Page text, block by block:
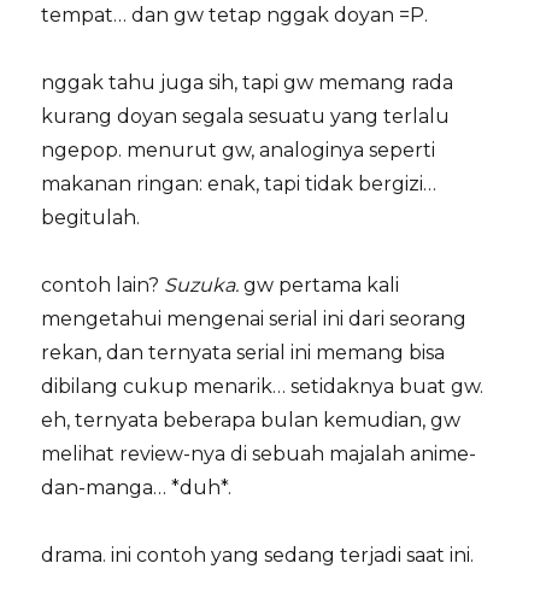
tempat… dan gw tetap nggak doyan =P.
nggak tahu juga sih, tapi gw memang rada
kurang doyan segala sesuatu yang terlalu
ngepop. menurut gw, analoginya seperti
makanan ringan: enak, tapi tidak bergizi…
begitulah.
contoh lain? Suzuka.gw pertama kali
mengetahui mengenai serial ini dari seorang
rekan, dan ternyata serial ini memang bisa
dibilang cukup menarik… setidaknya buat gw.
eh, ternyata beberapa bulan kemudian, gw
melihat review-nya di sebuah majalah anime-
dan-manga… *duh*.
drama. ini contoh yang sedang terjadi saat ini.